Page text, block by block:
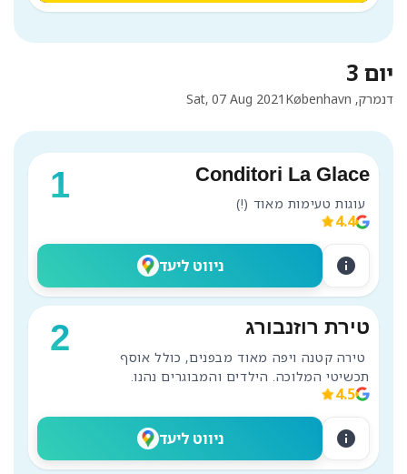
יום 3
Sat, 07 Aug 2021 דנמרק, København
1 Conditori La Glace
4.4
ניווט ליעד info
2 טירת רוזנבורג
טירה קטנה ויפה מאוד מבפנים, כולל אוסף
תכשיטי המלוכה. הילדים והמבוגרים נהנו.
4.5
ניווט ליעד info